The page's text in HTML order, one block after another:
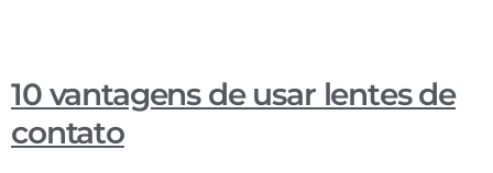
10 vantagens de usar lentes de
contato